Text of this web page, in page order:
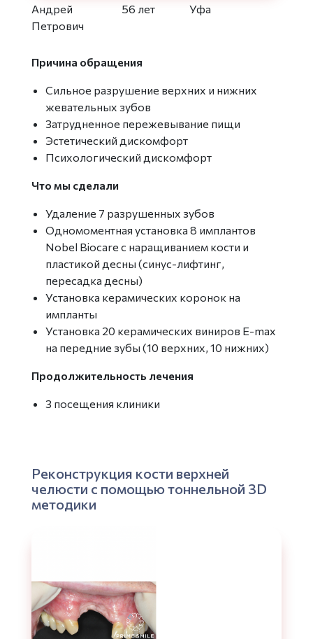
Андрей
Петрович
56 лет
Уфа
Причина обращения
Сильное разрушение верхних и нижних
жевательных зубов
Затрудненное пережевывание пищи
Эстетический дискомфорт
Психологический дискомфорт
Что мы сделали
Удаление 7 разрушенных зубов
Одномоментная установка 8 имплантов
Nobel Biocare с наращиванием кости и
пластикой десны (синус-лифтинг,
пересадка десны)
Установка керамических коронок на
импланты
Установка 20 керамических виниров E-max
на передние зубы (10 верхних, 10 нижних)
Продолжительность лечения
3 посещения клиники
Реконструкция кости верхней
челюсти с помощью тоннельной 3D
методики